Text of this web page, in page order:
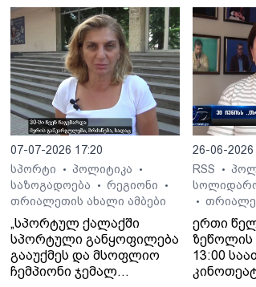
უწყებამ
დუმილი
მეორედ -
შემდეგ,
ახალი
გააკეთა
რომ
ვინაობა
07-07-2026 17:20
სპორტი
• პოლიტიკა •
საზოგადოება • რეგიონი •
თრიალეთის ახალი ამბები
„სპორტულ ქალაქში
სპორტული განყოფილება
გააუქმეს და მსოფლიო
ჩემპიონი ჯემალ
26-06-2026
RSS
•
•
ერთი
ზეწოლის
13:00